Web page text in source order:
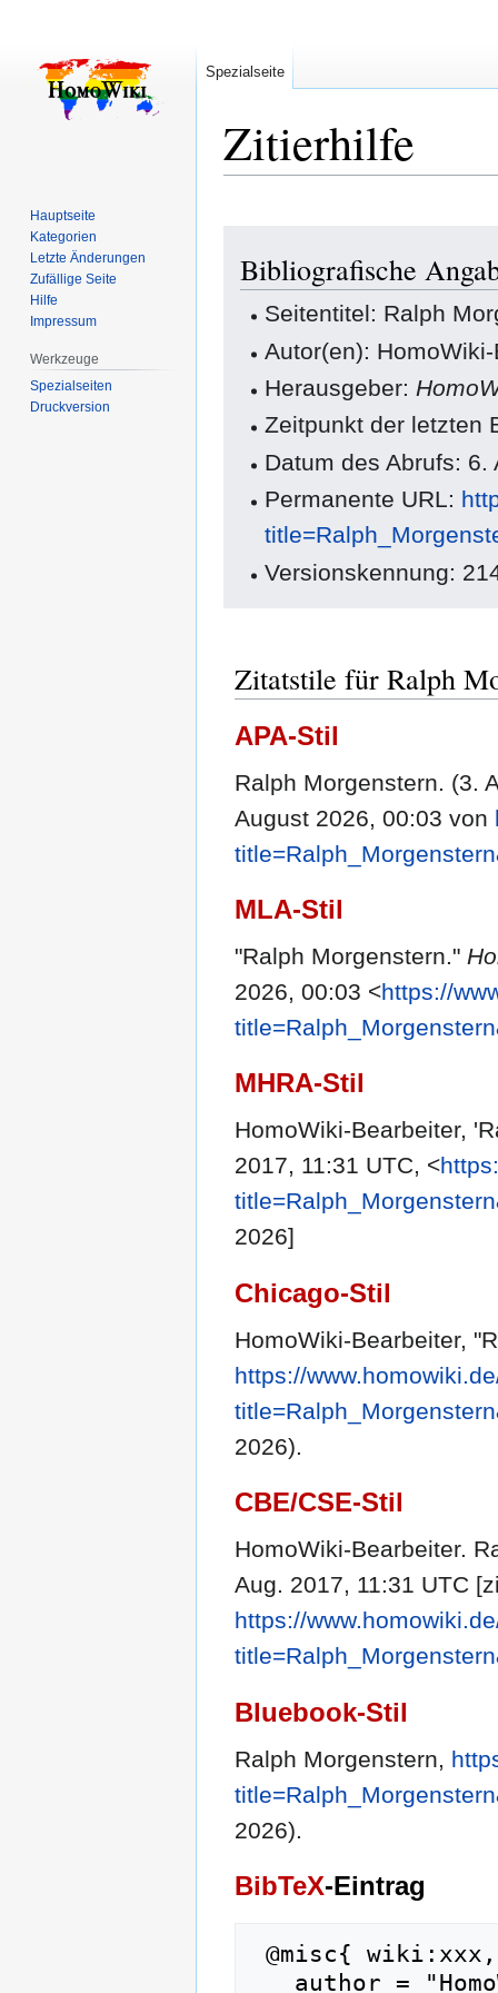
Zitierhilfe
Navigation
springen
Suche
springen
Bibliografische
Seitentitel: Ralph
Autor(en):
Herausgeber:
Zeitpunkt der letzten
Datum des Abrufs:
Permanente URL:
Versionskennung:
Zitatstile für Ralph
APA-Stil
Ralph Morgenstern. (3.
August 2026, 00:03 von
MLA-Stil
"Ralph Morgenstern."
2026, 00:03 <https://
MHRA-Stil
HomoWiki-Bearbeiter,
2017, 11:31 UTC, <
2026]
Chicago-Stil
HomoWiki-Bearbeiter,
https://
2026).
CBE/CSE-Stil
HomoWiki-Bearbeiter.
Aug. 2017, 11:31 UTC
https://
Bluebook-Stil
Ralph Morgenstern,
2026).
BibTeX-Eintrag
Spezialseite
Hauptseite
Kategorien
Letzte Änderungen
Zufällige Seite
Hilfe
Impressum
Werkzeuge
Spezialseiten
Druckversion